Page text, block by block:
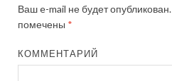
Ваш e-mail не будет опубликован.
помечены *
КОММЕНТАРИЙ